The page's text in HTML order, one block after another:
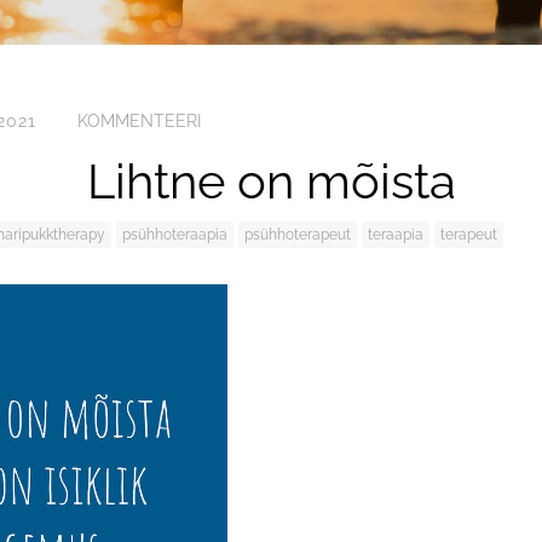
KOMMENTEERI
Lihtne on mõista
psühhoteraapia psühhoterapeut teraapia terapeut